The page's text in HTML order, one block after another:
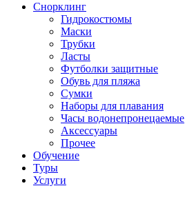
Снорклинг
Гидрокостюмы
Маски
Трубки
Ласты
Футболки защитные
Обувь для пляжа
Сумки
Наборы для плавания
Часы водонепронецаемые
Аксессуары
Прочее
Обучение
Туры
Услуги